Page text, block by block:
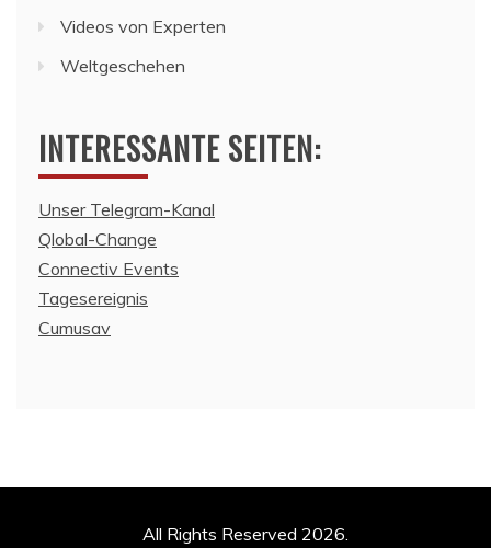
Videos von Experten
Weltgeschehen
INTERESSANTE SEITEN:
Unser Telegram-Kanal
Qlobal-Change
Connectiv Events
Tagesereignis
Cumusav
All Rights Reserved 2026.